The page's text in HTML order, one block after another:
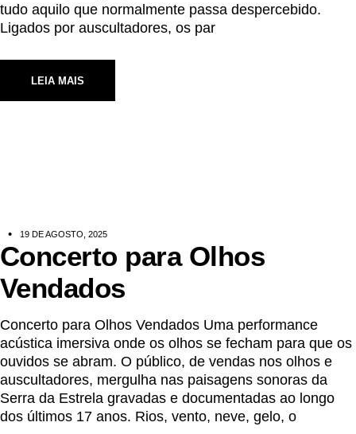
tudo aquilo que normalmente passa despercebido.
Ligados por auscultadores, os par
LEIA MAIS
19 DE AGOSTO, 2025
Concerto para Olhos
Vendados
Concerto para Olhos Vendados Uma performance
acústica imersiva onde os olhos se fecham para que os
ouvidos se abram. O público, de vendas nos olhos e
auscultadores, mergulha nas paisagens sonoras da
Serra da Estrela gravadas e documentadas ao longo
dos últimos 17 anos. Rios, vento, neve, gelo, o